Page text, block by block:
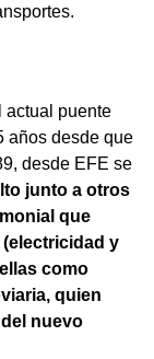
actual puente
años desde que
desde EFE se
junto a otros
que
y
como
quien
nuevo